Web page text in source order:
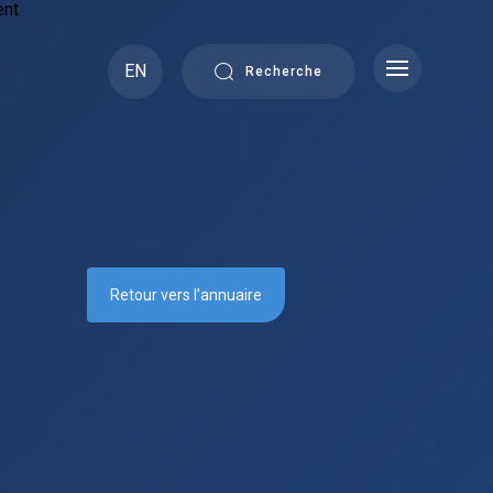
EN Recherche
Retour vers l’annuaire